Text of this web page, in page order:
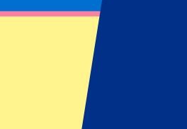
Buchen Sie IhreUD Las Palmas Tickets
tolles Wetter, schöne Strände und
Wussten Sie, dass Legenden wie
nun, seine Position in der ersten
UD Las Palmas Tickets